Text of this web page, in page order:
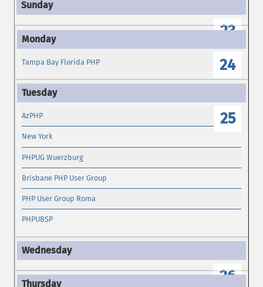
23
24
Tampa Bay Florida PHP
25
AzPHP
New York
PHPUG Wuerzburg
Brisbane PHP User Group
PHP User Group Roma
PHPUBSP
26